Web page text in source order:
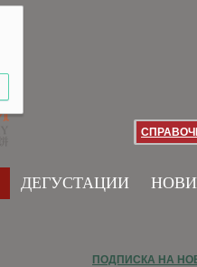
ДЕГУСТАЦИИ
ПОДПИСКА НА